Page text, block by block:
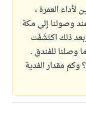
العمرة ،
وصولنا إلى مكة
ذلك اكتَشَفَت
وصلنا للفندق .
مقدار الفدية